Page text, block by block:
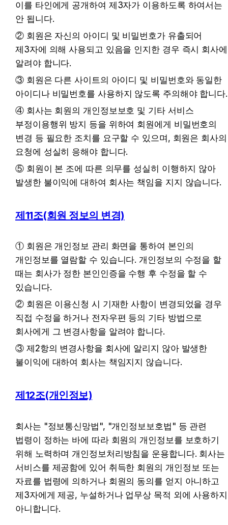
이를 타인에게 공개하여 제3자가 이용하도록 하여서는
안 됩니다.
② 회원은 자신의 아이디 및 비밀번호가 유출되어
제3자에 의해 사용되고 있음을 인지한 경우 즉시 회사에
알려야 합니다.
③ 회원은 다른 사이트의 아이디 및 비밀번호와 동일한
아이디나 비밀번호를 사용하지 않도록 주의해야 합니다.
④ 회사는 회원의 개인정보보호 및 기타 서비스
부정이용행위 방지 등을 위하여 회원에게 비밀번호의
변경 등 필요한 조치를 요구할 수 있으며, 회원은 회사의
요청에 성실히 응해야 합니다.
⑤ 회원이 본 조에 따른 의무를 성실히 이행하지 않아
발생한 불이익에 대하여 회사는 책임을 지지 않습니다.
제11조(회원 정보의 변경)
① 회원은 개인정보 관리 화면을 통하여 본인의
개인정보를 열람할 수 있습니다. 개인정보의 수정을 할
때는 회사가 정한 본인인증을 수행 후 수정을 할 수
있습니다.
② 회원은 이용신청 시 기재한 사항이 변경되었을 경우
직접 수정을 하거나 전자우편 등의 기타 방법으로
회사에게 그 변경사항을 알려야 합니다.
③ 제2항의 변경사항을 회사에 알리지 않아 발생한
불이익에 대하여 회사는 책임지지 않습니다.
제12조(개인정보)
회사는 "정보통신망법", "개인정보보호법" 등 관련
법령이 정하는 바에 따라 회원의 개인정보를 보호하기
위해 노력하며 개인정보처리방침을 운용합니다. 회사는
서비스를 제공함에 있어 취득한 회원의 개인정보 또는
자료를 법령에 의하거나 회원의 동의를 얻지 아니하고
제3자에게 제공, 누설하거나 업무상 목적 외에 사용하지
아니합니다.